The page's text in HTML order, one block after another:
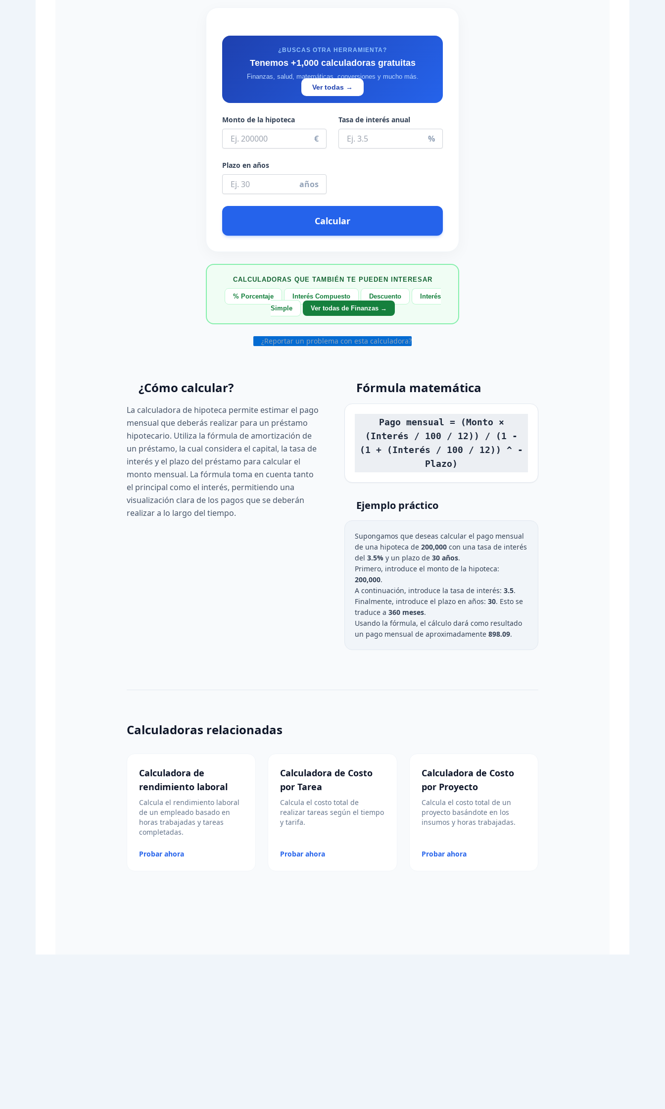
¿BUSCAS OTRA HERRAMIENTA?
Tenemos +1,000 calculadoras gratuitas
Finanzas, salud, matemáticas, conversiones y mucho más.
Ver todas →
Monto de la hipoteca
€
Tasa de interés anual
%
Plazo en años
años
Calcular
CALCULADORAS QUE TAMBIÉN TE PUEDEN INTERESAR
% Porcentaje Interés Compuesto Descuento
Interés
Simple
Ver todas de Finanzas →
¿Reportar un problema con esta calculadora?
¿Cómo calcular?
La calculadora de hipoteca permite estimar el pago
mensual que deberás realizar para un préstamo
hipotecario. Utiliza la fórmula de amortización de
un préstamo, la cual considera el capital, la tasa de
interés y el plazo del préstamo para calcular el
monto mensual. La fórmula toma en cuenta tanto
el principal como el interés, permitiendo una
visualización clara de los pagos que se deberán
realizar a lo largo del tiempo.
Fórmula matemática
Pago mensual = (Monto ×
(Interés / 100 / 12)) / (1 -
(1 + (Interés / 100 / 12)) ^ -
Plazo)
Ejemplo práctico
Supongamos que deseas calcular el pago mensual
de una hipoteca de 200,000 con una tasa de interés
del 3.5% y un plazo de 30 años.
Primero, introduce el monto de la hipoteca:
200,000.
A continuación, introduce la tasa de interés: 3.5.
Finalmente, introduce el plazo en años: 30. Esto se
traduce a 360 meses.
Usando la fórmula, el cálculo dará como resultado
un pago mensual de aproximadamente 898.09.
Calculadoras relacionadas
Calculadora de
rendimiento laboral
Calcula el rendimiento laboral
de un empleado basado en
horas trabajadas y tareas
completadas.
Probar ahora
Calculadora de Costo
por Tarea
Calcula el costo total de
realizar tareas según el tiempo
y tarifa.
Probar ahora
Calculadora de Costo
por Proyecto
Calcula el costo total de un
proyecto basándote en los
insumos y horas trabajadas.
Probar ahora